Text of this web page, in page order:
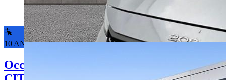
10 ANS DE GARANTIE*
Occasion